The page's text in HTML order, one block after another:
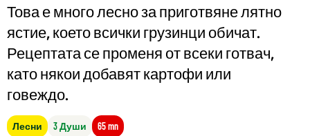
Това е много лесно за приготвяне лятно
ястие, което всички грузинци обичат.
Рецептата се променя от всеки готвач,
като някои добавят картофи или
говеждо.
Лесни 3 Души 65 mn